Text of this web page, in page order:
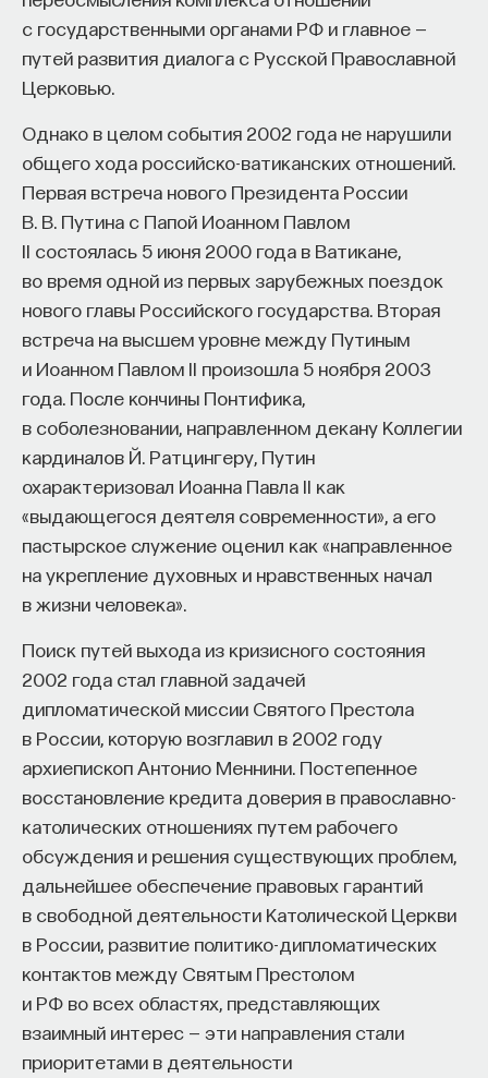
с государственными органами РФ и главное —
путей развития диалога с Русской Православной
Церковью.
Однако в целом события 2002 года не нарушили
общего хода российско-ватиканских отношений.
Первая встреча нового Президента России
В. В. Путина с Папой Иоанном Павлом
II состоялась 5 июня 2000 года в Ватикане,
во время одной из первых зарубежных поездок
нового главы Российского государства. Вторая
встреча на высшем уровне между Путиным
и Иоанном Павлом II произошла 5 ноября 2003
года. После кончины Понтифика,
в соболезновании, направленном декану Коллегии
кардиналов Й. Ратцингеру, Путин
охарактеризовал Иоанна Павла II как
«выдающегося деятеля современности», а его
пастырское служение оценил как «направленное
на укрепление духовных и нравственных начал
в жизни человека».
Поиск путей выхода из кризисного состояния
2002 года стал главной задачей
дипломатической миссии Святого Престола
в России, которую возглавил в 2002 году
архиепископ Антонио Меннини. Постепенное
восстановление кредита доверия в православно-
католических отношениях путем рабочего
обсуждения и решения существующих проблем,
дальнейшее обеспечение правовых гарантий
в свободной деятельности Католической Церкви
в России, развитие политико-дипломатических
контактов между Святым Престолом
и РФ во всех областях, представляющих
взаимный интерес — эти направления стали
приоритетами в деятельности